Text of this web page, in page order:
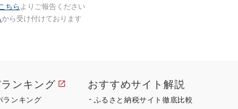
ちらよりご報告ください
から受け付けております
ンキング
ランキング
おすすめサイト解説
ふるさと納税サイト徹底比較